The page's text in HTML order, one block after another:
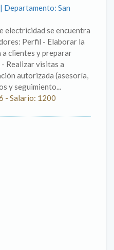
Departamento: San
electricidad se encuentra
Perfil - Elaborar la
clientes y preparar
Realizar visitas a
autorizada (asesoría,
y seguimiento...
- Salario: 1200